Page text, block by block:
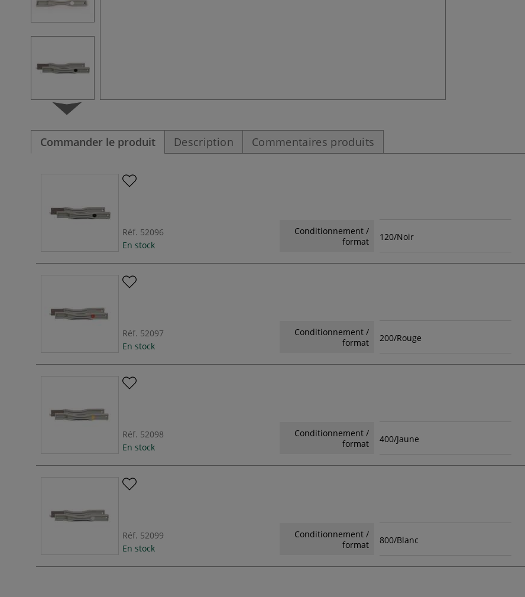
Commander le produit Description Commentaires produits
Réf. 52096
En stock
Conditionnement /
format
120/Noir
Réf. 52097
En stock
Conditionnement /
format
200/Rouge
Réf. 52098
En stock
Conditionnement /
format
400/Jaune
Réf. 52099
En stock
Conditionnement /
format
800/Blanc